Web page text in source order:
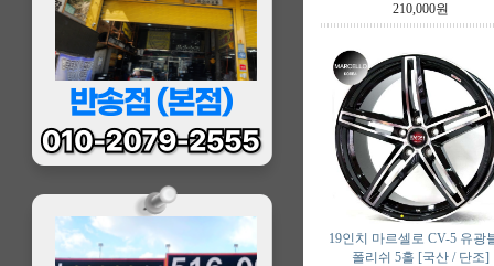
210,000원
19인치 마르셀로 CV-5 유광
폴리쉬 5홀 [국산 / 단조]